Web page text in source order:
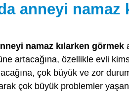
anneyi namaz
namaz kılarken görmek
artacağına, özellikle evli
çok büyük ve zor
çok büyük problemler